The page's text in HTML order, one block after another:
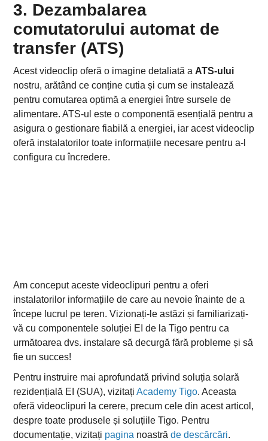
3. Dezambalarea
comutatorului automat de
transfer (ATS)
Acest videoclip oferă o imagine detaliată a ATS-ului
nostru, arătând ce conține cutia și cum se instalează
pentru comutarea optimă a energiei între sursele de
alimentare. ATS-ul este o componentă esențială pentru a
asigura o gestionare fiabilă a energiei, iar acest videoclip
oferă instalatorilor toate informațiile necesare pentru a-l
configura cu încredere.
Am conceput aceste videoclipuri pentru a oferi
instalatorilor informațiile de care au nevoie înainte de a
începe lucrul pe teren. Vizionați-le astăzi și familiarizați-
vă cu componentele soluției EI de la Tigo pentru ca
următoarea dvs. instalare să decurgă fără probleme și să
fie un succes!
Pentru instruire mai aprofundată privind soluția solară
rezidențială EI (SUA), vizitațiAcademy Tigo. Aceasta
oferă videoclipuri la cerere, precum cele din acest articol,
despre toate produsele și soluțiile Tigo. Pentru
documentație, vizitați pagina noastrăde descărcări.